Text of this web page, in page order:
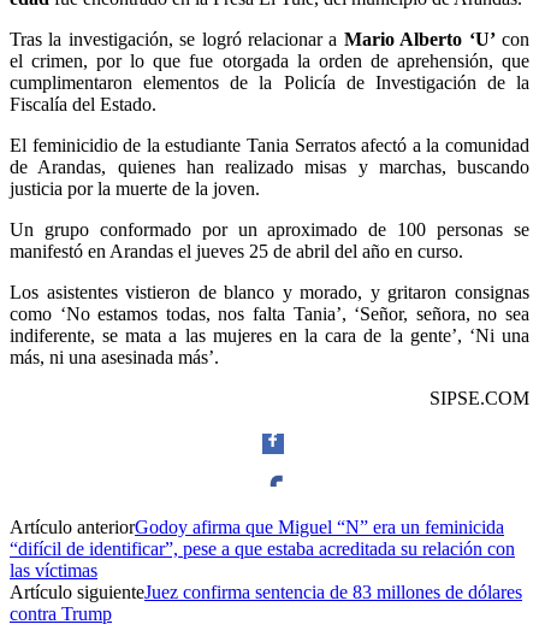
Whatsapp
Linkedin
Tras la investigación, se logró relacionar a Mario Alberto ‘U’con
el crimen, por lo que fue otorgada la orden de aprehensión, que
cumplimentaron elementos de la Policía de Investigación de la
Fiscalía del Estado.
El feminicidio de la estudiante Tania Serratos afectó a la comunidad
de Arandas, quienes han realizado misas y marchas, buscando
justicia por la muerte de la joven.
Un grupo conformado por un aproximado de 100 personas se
manifestó en Arandas el jueves 25 de abril del año en curso.
Los asistentes vistieron de blanco y morado, y gritaron consignas
como ‘No estamos todas, nos falta Tania’, ‘Señor, señora, no sea
indiferente, se mata a las mujeres en la cara de la gente’, ‘Ni una
más, ni una asesinada más’.
SIPSE.COM
Facebook
Artículo anteriorGodoy afirma que Miguel “N” era un feminicida
“difícil de identificar”, pese a que estaba acreditada su relación con
las víctimas
Artículo siguienteJuez confirma sentencia de 83 millones de dólares
contra Trump